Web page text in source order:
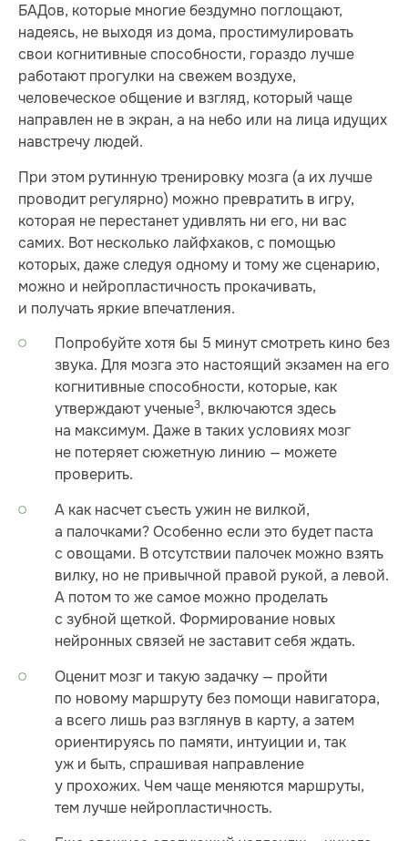
БАДов, которые многие бездумно поглощают,
надеясь, не выходя из дома, простимулировать
свои когнитивные способности, гораздо лучше
работают прогулки на свежем воздухе,
человеческое общение и взгляд, который чаще
направлен не в экран, а на небо или на лица идущих
навстречу людей.
При этом рутинную тренировку мозга (а их лучше
проводит регулярно) можно превратить в игру,
которая не перестанет удивлять ни его, ни вас
самих. Вот несколько лайфхаков, с помощью
которых, даже следуя одному и тому же сценарию,
можно и нейропластичность прокачивать,
и получать яркие впечатления.
Попробуйте хотя бы 5 минут смотреть кино без
звука. Для мозга это настоящий экзамен на его
когнитивные способности, которые, как
утверждают ученые3, включаются здесь
на максимум. Даже в таких условиях мозг
не потеряет сюжетную линию — можете
проверить.
А как насчет съесть ужин не вилкой,
а палочками? Особенно если это будет паста
с овощами. В отсутствии палочек можно взять
вилку, но не привычной правой рукой, а левой.
А потом то же самое можно проделать
с зубной щеткой. Формирование новых
нейронных связей не заставит себя ждать.
Оценит мозг и такую задачку — пройти
по новому маршруту без помощи навигатора,
а всего лишь раз взглянув в карту, а затем
ориентируясь по памяти, интуиции и, так
уж и быть, спрашивая направление
у прохожих. Чем чаще меняются маршруты,
тем лучше нейропластичность.